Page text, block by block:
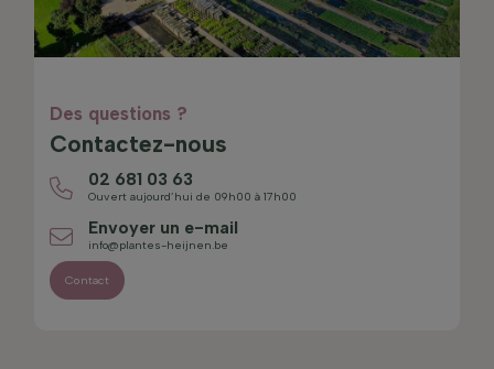
Des questions ?
Contactez-nous
02 681 03 63
Ouvert aujourd’hui de 09h00 à 17h00
Envoyer un e-mail
info@plantes-heijnen.be
Contact